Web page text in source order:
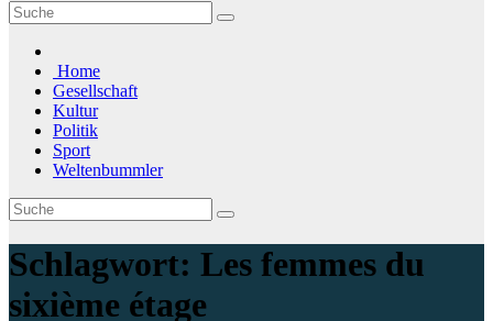
Home
Gesellschaft
Kultur
Politik
Sport
Weltenbummler
Schlagwort: Les femmes du
sixième étage